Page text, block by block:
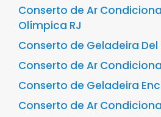
Conserto de Ar
Olímpica RJ
Conserto de Geladeira Del
Conserto de Ar
Conserto de Geladeira
Conserto de Ar